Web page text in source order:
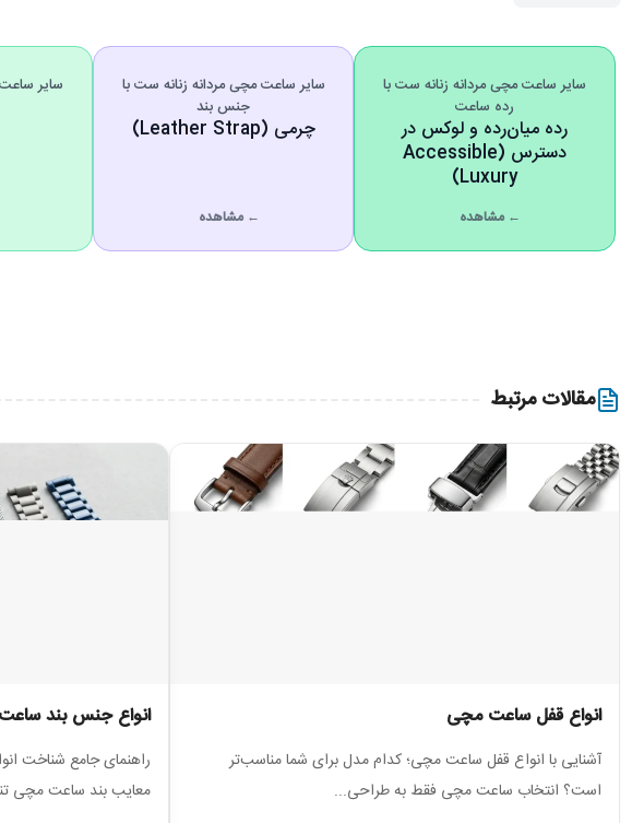
سایر ساعت مچی مردانه زنانه ست با
رده ساعت
رده میان‌رده و لوکس در
دسترس (Accessible
Luxury)
← مشاهده
سایر ساعت مچی مردانه زنانه ست با
جنس بند
چرمی (Leather Strap)
← مشاهده
سایر
مقالات مرتبط
انواع قفل ساعت مچی
آشنایی با انواع قفل ساعت مچی؛ کدام مدل برای شما مناسب‌تر
است؟ انتخاب ساعت مچی فقط به طراحی...
انواع جنس بند
راهنمای جامع شناخت
معایب بند ساعت مچی